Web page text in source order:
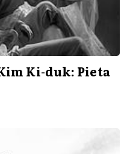
Ki-duk: Pieta